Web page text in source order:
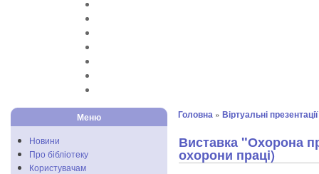
Меню
Новини
Про бібліотеку
Користувачам
Головна » Віртуальні презентації
Виставка "Охорона
охорони праці)